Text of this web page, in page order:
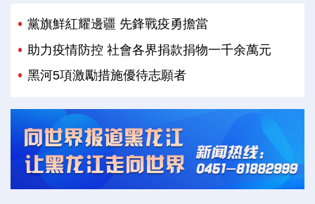
黨旗鮮紅耀邊疆 先鋒戰疫勇擔當
助力疫情防控 社會各界捐款捐物一千余萬元
黑河5項激勵措施優待志願者